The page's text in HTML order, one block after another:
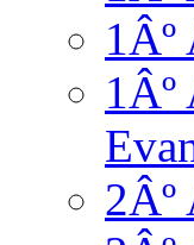
2Âº